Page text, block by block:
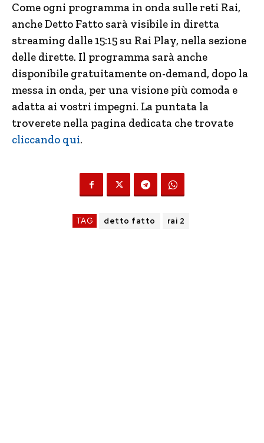
Come ogni programma in onda sulle reti Rai,
anche Detto Fatto sarà visibile in diretta
streaming dalle 15:15 su Rai Play, nella sezione
delle dirette. Il programma sarà anche
disponibile gratuitamente on-demand, dopo la
messa in onda, per una visione più comoda e
adatta ai vostri impegni. La puntata la
troverete nella pagina dedicata che trovate
cliccando qui.
TAG detto fatto rai 2